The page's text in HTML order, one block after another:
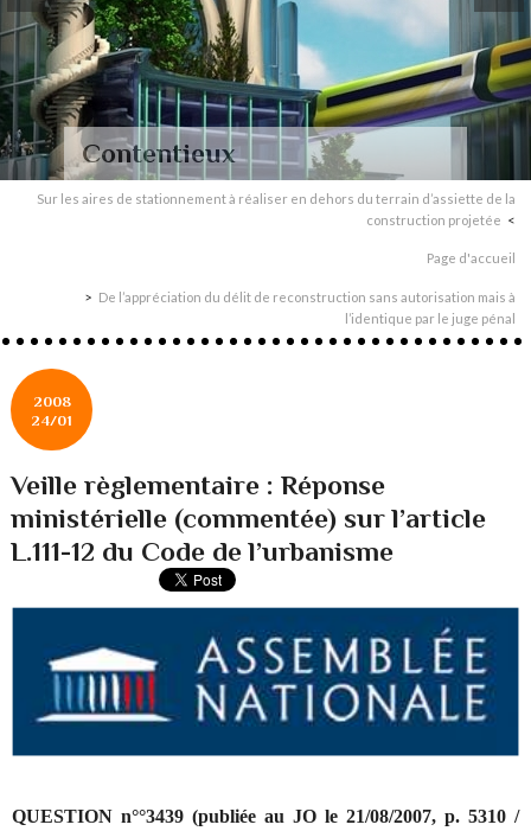
Contentieux
Sur les aires de stationnement à réaliser en dehors du terrain d’assiette de la
construction projetée
Page d'accueil
De l’appréciation du délit de reconstruction sans autorisation mais à
l’identique par le juge pénal
2008
24/01
Veille règlementaire : Réponse
ministérielle (commentée) sur l’article
L.111-12 du Code de l’urbanisme
QUESTION n°°3439 (publiée au JO le 21/08/2007, p. 5310 /